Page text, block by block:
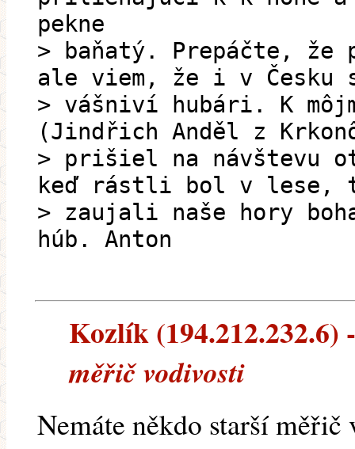
pekne
> baňatý. Prepáčte, že
ale viem, že i v Česku
> vášniví hubári. K
(Jindřich Anděl z
> prišiel na návštevu
keď rástli bol v lese,
> zaujali naše hory
húb. Anton
Kozlík (194.212.232.6)
měřič vodivosti
Nemáte někdo starší měřič